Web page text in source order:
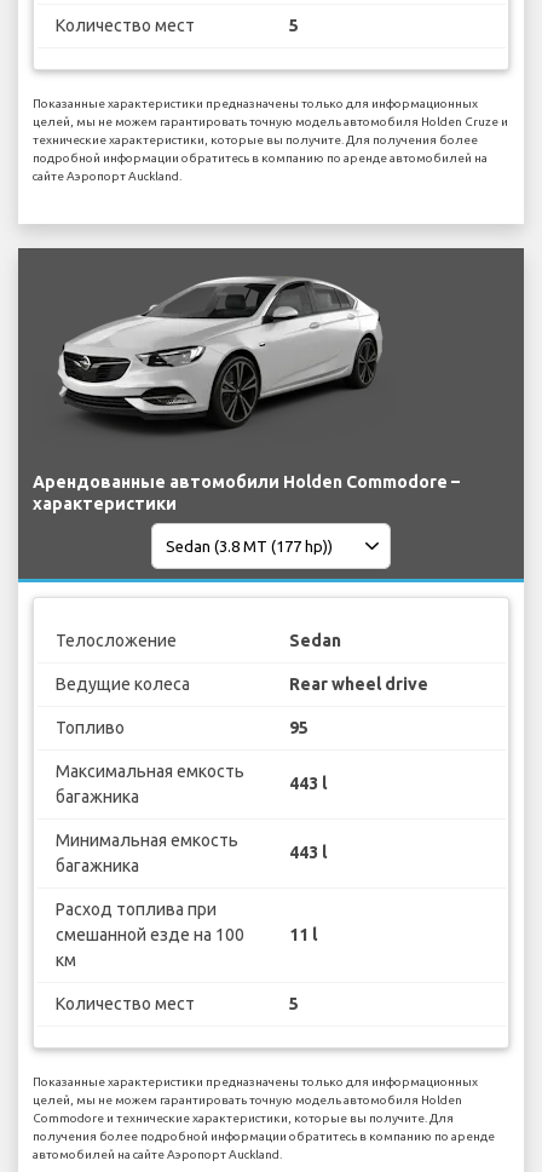
Количество мест 5
Показанные характеристики предназначены только для информационных
целей, мы не можем гарантировать точную модель автомобиля Holden Cruze и
технические характеристики, которые вы получите. Для получения более
подробной информации обратитесь в компанию по аренде автомобилей на
сайте Аэропорт Auckland.
Арендованные автомобили Holden Commodore –
характеристики
Телосложение Sedan
Ведущие колеса Rear wheel drive
Топливо 95
Максимальная емкость
багажника
443 l
Минимальная емкость
багажника
443 l
Расход топлива при
смешанной езде на 100
км
11 l
Количество мест 5
Показанные характеристики предназначены только для информационных
целей, мы не можем гарантировать точную модель автомобиля Holden
Commodore и технические характеристики, которые вы получите. Для
получения более подробной информации обратитесь в компанию по аренде
автомобилей на сайте Аэропорт Auckland.